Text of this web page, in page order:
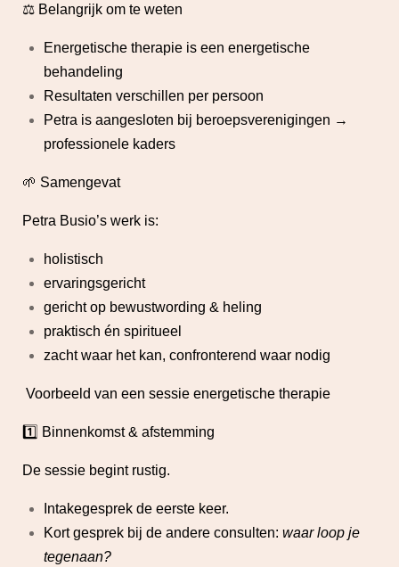
⚖️ Belangrijk om te weten
Energetische therapie is een energetische
behandeling
Resultaten verschillen per persoon
Petra is aangesloten bij beroepsverenigingen →
professionele kaders
🌱 Samengevat
Petra Busio’s werk is:
holistisch
ervaringsgericht
gericht op bewustwording & heling
praktisch én spiritueel
zacht waar het kan, confronterend waar nodig
Voorbeeld van een sessie energetische therapie
1️⃣ Binnenkomst & afstemming
De sessie begint rustig.
Intakegesprek de eerste keer.
Kort gesprek bij de andere consulten: waar loop je
tegenaan?